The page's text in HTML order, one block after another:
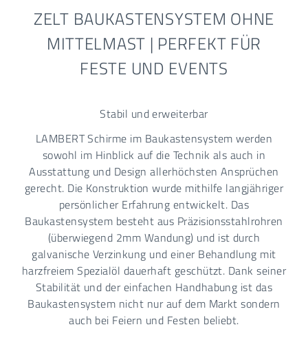
ZELT BAUKASTENSYSTEM OHNE
MITTELMAST | PERFEKT FÜR
FESTE UND EVENTS
Stabil und erweiterbar
LAMBERT Schirme im Baukastensystem werden
sowohl im Hinblick auf die Technik als auch in
Ausstattung und Design allerhöchsten Ansprüchen
gerecht. Die Konstruktion wurde mithilfe langjähriger
persönlicher Erfahrung entwickelt. Das
Baukastensystem besteht aus Präzisionsstahlrohren
(überwiegend 2mm Wandung) und ist durch
galvanische Verzinkung und einer Behandlung mit
harzfreiem Spezialöl dauerhaft geschützt. Dank seiner
Stabilität und der einfachen Handhabung ist das
Baukastensystem nicht nur auf dem Markt sondern
auch bei Feiern und Festen beliebt.